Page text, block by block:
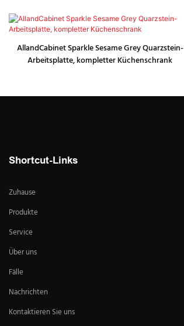
AllandCabinet Sparkle Sesame Grey Quarzstein-
Arbeitsplatte, kompletter Küchenschrank
Shortcut-Links
Zuhause
Produkte
Service
Über uns
Fälle
Nachrichten
Kontaktieren Sie uns